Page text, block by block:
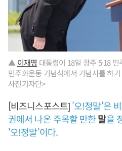
▲ 이재명 대통령이 18일 광주 5·18
민주화운동 기념식에서 기념사를 하
사진기자단>
[비즈니스포스트]'오!정말'은
권에서 나온 주목할 만한말을
'오!정말'이다.